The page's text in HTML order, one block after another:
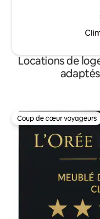
Locations de
Coup de cœur voyageurs
Coup de cœur voyageurs